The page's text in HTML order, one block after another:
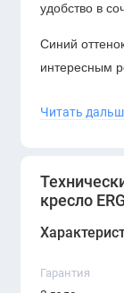
удобство в
Синий
интересным
чёрный или
Читать
кресло
Гарантия